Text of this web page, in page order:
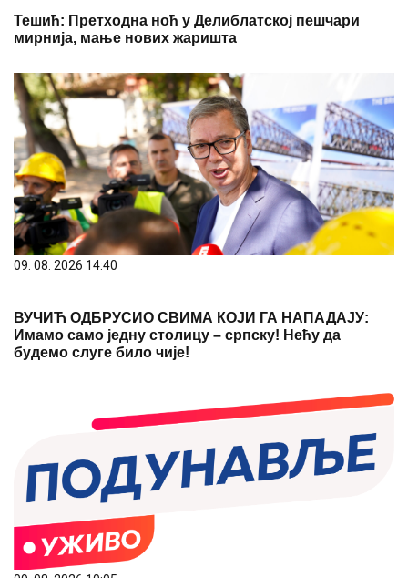
Тешић: Претходна ноћ у Делиблатској пешчари
мирнија, мање нових жаришта
09. 08. 2026 14:40
ВУЧИЋ ОДБРУСИО СВИМА КОЈИ ГА НАПАДАЈУ:
Имамо само једну столицу – српску! Нећу да
будемо слуге било чије!